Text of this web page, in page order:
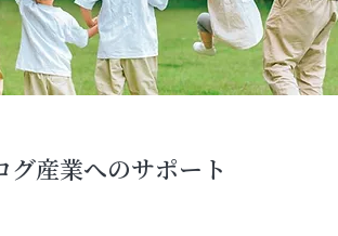
産業へのサポート